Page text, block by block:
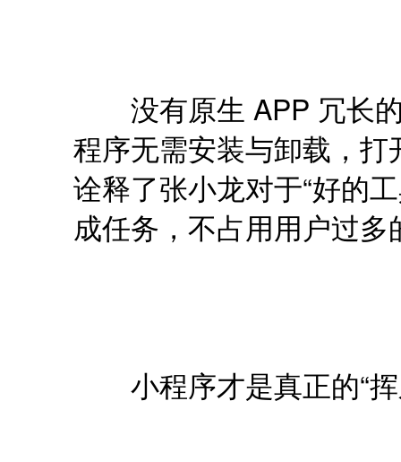
没有原生 APP 冗长
程序无需安装与卸载，
诠释了张小龙对于“好的
成任务，不占用用户过多
小程序才是真正的“挥